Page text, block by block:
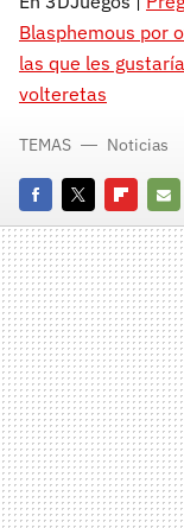
Blasphemous por
las que les
volteretas
FacebookTwitterFlipboard
E-
mail
TEMAS Noticias